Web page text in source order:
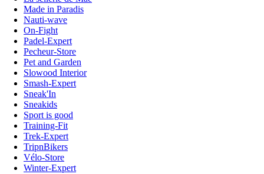
Made in Paradis
Nauti-wave
On-Fight
Padel-Expert
Pecheur-Store
Pet and Garden
Slowood Interior
Smash-Expert
Sneak'In
Sneakids
Sport is good
Training-Fit
Trek-Expert
TripnBikers
Vélo-Store
Winter-Expert